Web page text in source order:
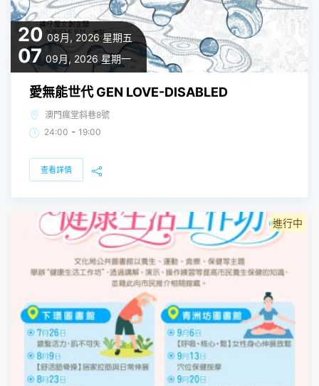
20 08月, 2026 星期五
07 09月, 2026 星期一
愛無能世代 GEN LOVE-DISABLED
澳門瘋堂斜巷8號
24:00 - 19:00
查看詳情
進行中